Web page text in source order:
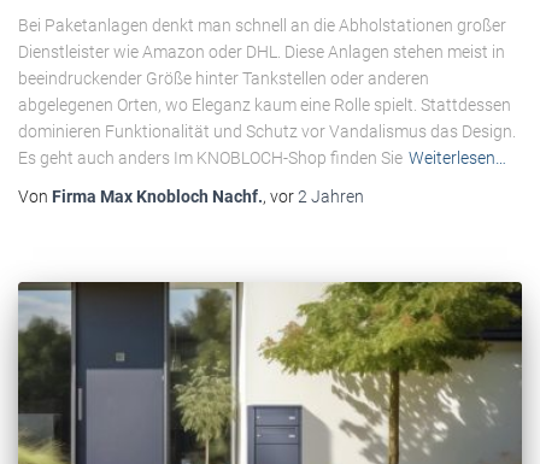
Bei Paketanlagen denkt man schnell an die Abholstationen großer
Dienstleister wie Amazon oder DHL. Diese Anlagen stehen meist in
beeindruckender Größe hinter Tankstellen oder anderen
abgelegenen Orten, wo Eleganz kaum eine Rolle spielt. Stattdessen
dominieren Funktionalität und Schutz vor Vandalismus das Design.
Es geht auch anders Im KNOBLOCH-Shop finden Sie Weiterlesen…
Von Firma Max Knobloch Nachf., vor2 Jahren